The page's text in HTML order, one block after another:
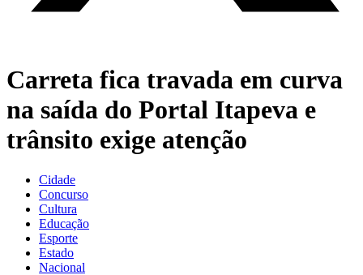
Carreta fica travada em curva
na saída do Portal Itapeva e
trânsito exige atenção
Cidade
Concurso
Cultura
Educação
Esporte
Estado
Nacional